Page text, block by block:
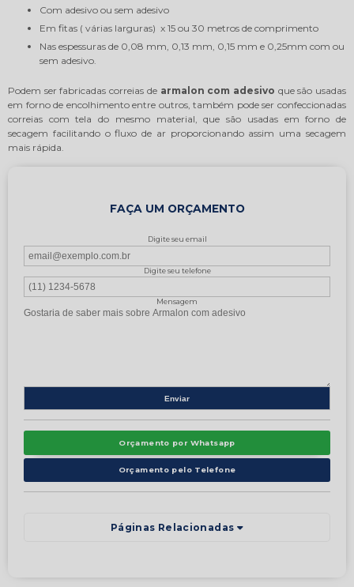
Com adesivo ou sem adesivo
Em fitas ( várias larguras) x 15 ou 30 metros de comprimento
Nas espessuras de 0,08 mm, 0,13 mm, 0,15 mm e 0,25mm com ou
sem adesivo.
Podem ser fabricadas correias de armalon com adesivo que são usadas
em forno de encolhimento entre outros, também pode ser confeccionadas
correias com tela do mesmo material, que são usadas em forno de
secagem facilitando o fluxo de ar proporcionando assim uma secagem
mais rápida.
FAÇA UM ORÇAMENTO
Digite seu email
Digite seu telefone
Mensagem
Orçamento por Whatsapp
Orçamento pelo Telefone
Páginas Relacionadas